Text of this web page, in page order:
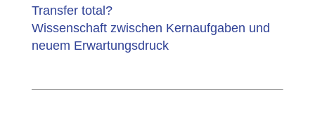
Transfer total?
Wissenschaft zwischen Kernaufgaben und
neuem Erwartungsdruck